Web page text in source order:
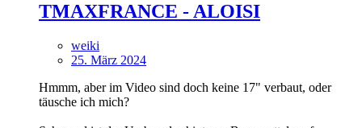
TMAXFRANCE - ALOISI
weiki
25. März 2024
Hmmm, aber im Video sind doch keine 17" verbaut, oder
täusche ich mich?